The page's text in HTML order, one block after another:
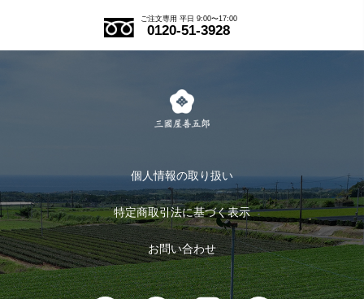
式部の香りシリーズ
お茶のギフト
おすすめのお茶
お茶に合うスイーツ
ログイン
ログアウト
ご注文専用 平日 9:00〜17:00
0120-51-3928
個人情報の取り扱い
特定商取引法に基づく表示
お問い合わせ